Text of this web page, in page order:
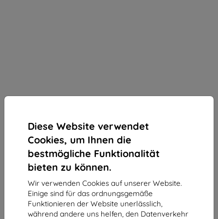
Diese Website verwendet
Cookies, um Ihnen die
bestmögliche Funktionalität
bieten zu können.
Wir verwenden Cookies auf unserer Website.
Einige sind für das ordnungsgemäße
Funktionieren der Website unerlässlich,
während andere uns helfen, den Datenverkehr
3mk Silky Matt Privacy Schutzfolie für Xiaomi
Redmi Note 11 Pro 5G
Geeignet für: Xiaomi Redmi Note 11 Pro